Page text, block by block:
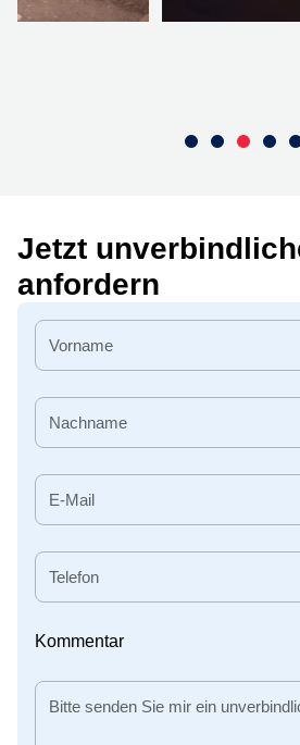
Jetzt
anfordern
Kommentar